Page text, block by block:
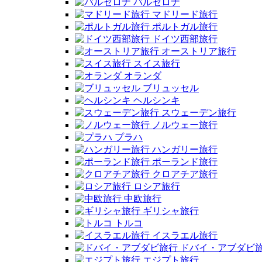
バルセロナ
マドリード旅行
ポルトガル旅行
ドイツ西部旅行
オーストリア旅行
スイス旅行
オランダ
ブリュッセル
ヘルシンキ
スウェーデン旅行
ノルウェー旅行
プラハ
ハンガリー旅行
ポーランド旅行
クロアチア旅行
ロシア旅行
中欧旅行
ギリシャ旅行
トルコ
イスラエル旅行
ドバイ・アブダビ
エジプト旅行